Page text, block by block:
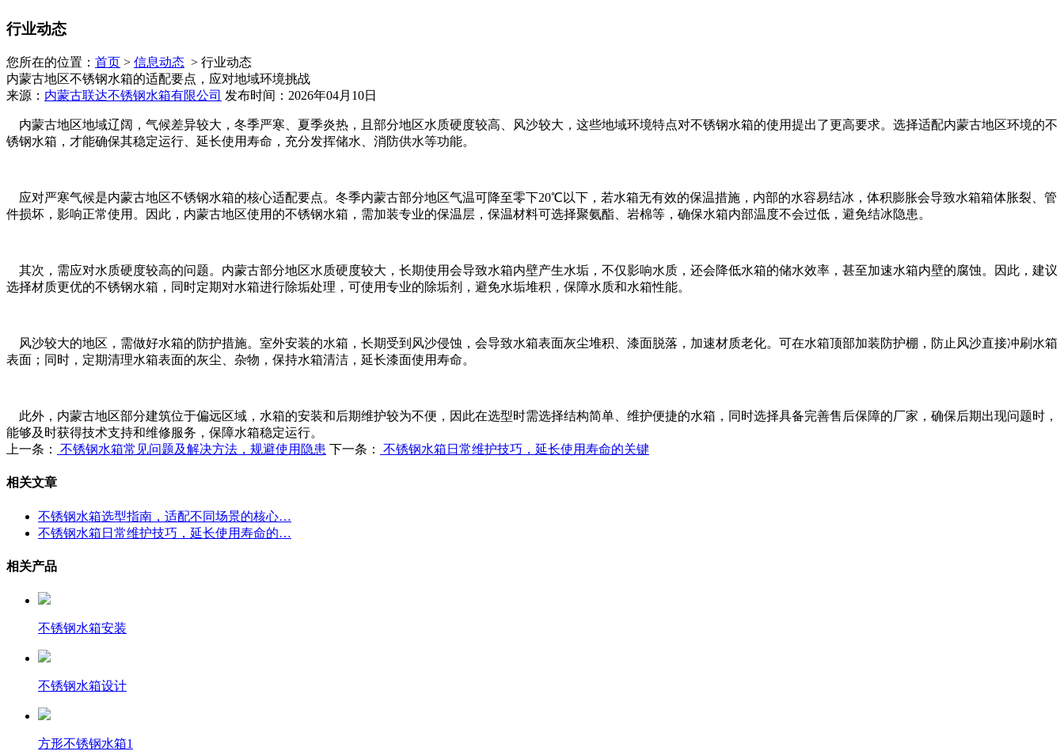
行业动态
您所在的位置： 首页 > 信息动态 > 行业动态
内蒙古地区不锈钢水箱的适配要点，应对地域环境挑战
来源： 内蒙古联达不锈钢水箱有限公司 发布时间：2026年04月10日
内蒙古地区地域辽阔，气候差异较大，冬季严寒、夏季炎热，且部分地区水质硬度较高、风沙较大，这些地域环境特点对不锈钢水箱的使用提出了更高要求。选择适配内蒙古地区环境的不
锈钢水箱，才能确保其稳定运行、延长使用寿命，充分发挥储水、消防供水等功能。
应对严寒气候是内蒙古地区不锈钢水箱的核心适配要点。冬季内蒙古部分地区气温可降至零下20℃以下，若水箱无有效的保温措施，内部的水容易结冰，体积膨胀会导致水箱箱体胀裂、管
件损坏，影响正常使用。因此，内蒙古地区使用的不锈钢水箱，需加装专业的保温层，保温材料可选择聚氨酯、岩棉等，确保水箱内部温度不会过低，避免结冰隐患。
其次，需应对水质硬度较高的问题。内蒙古部分地区水质硬度较大，长期使用会导致水箱内壁产生水垢，不仅影响水质，还会降低水箱的储水效率，甚至加速水箱内壁的腐蚀。因此，建议
选择材质更优的不锈钢水箱，同时定期对水箱进行除垢处理，可使用专业的除垢剂，避免水垢堆积，保障水质和水箱性能。
风沙较大的地区，需做好水箱的防护措施。室外安装的水箱，长期受到风沙侵蚀，会导致水箱表面灰尘堆积、漆面脱落，加速材质老化。可在水箱顶部加装防护棚，防止风沙直接冲刷水箱
表面；同时，定期清理水箱表面的灰尘、杂物，保持水箱清洁，延长漆面使用寿命。
此外，内蒙古地区部分建筑位于偏远区域，水箱的安装和后期维护较为不便，因此在选型时需选择结构简单、维护便捷的水箱，同时选择具备完善售后保障的厂家，确保后期出现问题时，
能够及时获得技术支持和维修服务，保障水箱稳定运行。
上一条：
不锈钢水箱常见问题及解决方法，规避使用隐患 下一条： 不锈钢水箱日常维护技巧，延长使用寿命的关键
相关文章
不锈钢水箱选型指南，适配不同场景的核心…
不锈钢水箱日常维护技巧，延长使用寿命的…
相关产品
不锈钢水箱安装
不锈钢水箱设计
方形不锈钢水箱1